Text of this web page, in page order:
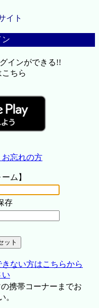
イト
ン
インができる!!
ちら
忘れの方
ム】
存
ない方はこちらから
い
携帯コーナーまでお
。